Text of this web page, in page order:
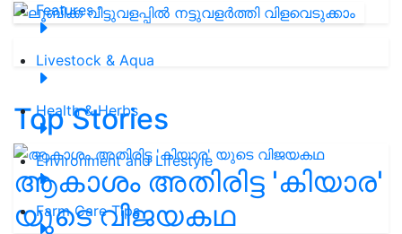
Features
Livestock & Aqua
Health & Herbs
Environment and Lifestyle
Farm Care Tips
Top Stories
ആകാശം അതിരിട്ട 'കിയാര'
യുടെ വിജയകഥ